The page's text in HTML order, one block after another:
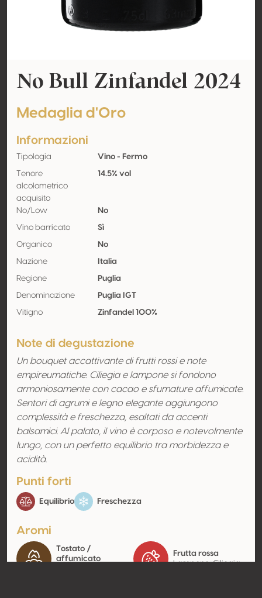
No Bull Zinfandel 2024
Medaglia d'Oro
Informazioni
Tipologia Vino - Fermo
Tenore
alcolometrico
acquisito
14.5% vol
No/Low No
Vino barricato Sì
Organico No
Nazione Italia
Regione Puglia
Denominazione Puglia IGT
Vitigno Zinfandel 100%
Note di degustazione
Un bouquet accattivante di frutti rossi e note
empireumatiche. Ciliegia e lampone si fondono
armoniosamente con cacao e sfumature affumicate.
Sentori di agrumi e legno elegante aggiungono
complessità e freschezza, esaltati da accenti
balsamici. Al palato, il vino è corposo e notevolmente
lungo, con un perfetto equilibrio tra morbidezza e
acidità.
Punti forti
Equilibrio Freschezza
Aromi
Tostato /
affumicato
Frutta rossa
Lampone, Ciliegia